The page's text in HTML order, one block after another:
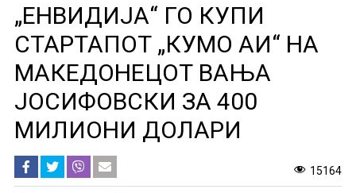
„ЕНВИДИЈА“ ГО КУПИ
СТАРТАПОТ „КУМО АИ“ НА
МАКЕДОНЕЦОТ ВАЊА
ЈОСИФОВСКИ ЗА 400
МИЛИОНИ ДОЛАРИ
15164